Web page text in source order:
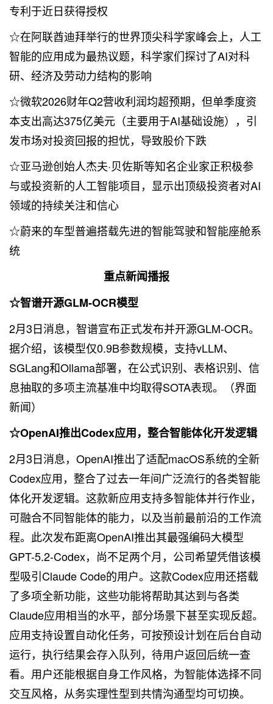
专利于近日获得授权
☆在阿联酋迪拜举行的世界顶尖科学家峰会上，人工
智能的应用成为最热议题，科学家们探讨了AI对科
研、经济及劳动力结构的影响
☆微软2026财年Q2营收利润均超预期，但单季度资
本支出高达375亿美元（主要用于AI基础设施），引
发市场对投资回报的担忧，导致股价下跌
☆亚马逊创始人杰夫·贝佐斯等知名企业家正积极参
与或投资新的人工智能项目，显示出顶级投资者对AI
领域的持续关注和信心
☆蔚来的车型普遍搭载先进的智能驾驶和智能座舱系
统
重点新闻播报
☆智谱开源GLM-OCR模型
2月3日消息，智谱宣布正式发布并开源GLM-OCR。
据介绍，该模型仅0.9B参数规模，支持vLLM、
SGLang和Ollama部署，在公式识别、表格识别、信
息抽取的多项主流基准中均取得SOTA表现。（界面
新闻）
☆OpenAI推出Codex应用，整合智能体化开发逻辑
2月3日消息，OpenAI推出了适配macOS系统的全新
Codex应用，整合了过去一年间广泛流行的各类智能
体化开发逻辑。这款新应用支持多智能体并行作业，
可融合不同智能体的能力，以及当前最前沿的工作流
程。此次发布距离OpenAI推出其最强编码大模型
GPT-5.2-Codex，尚不足两个月，公司希望凭借该模
型吸引Claude Code的用户。这款Codex应用还搭载
了多项全新功能，这些功能将帮助其达到与各类
Claude应用相当的水平，部分场景下甚至实现反超。
应用支持设置自动化任务，可按预设计划在后台自动
运行，执行结果会存入队列，待用户返回后统一查
看。用户还能根据自身工作风格，为智能体选择不同
交互风格，从务实理性型到共情沟通型均可切换。